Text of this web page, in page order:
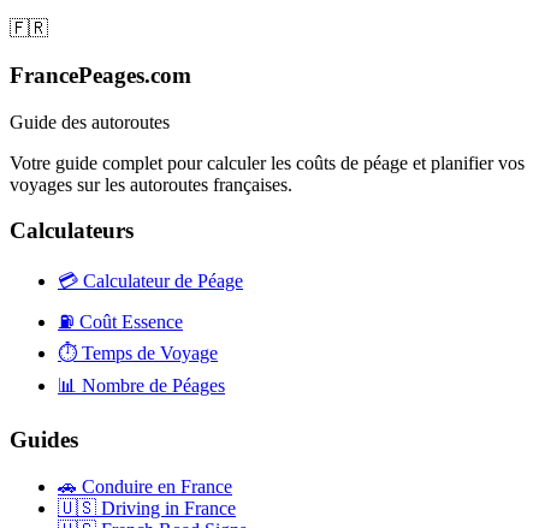
🇫🇷
FrancePeages.com
Guide des autoroutes
Votre guide complet pour calculer les coûts de péage et planifier vos
voyages sur les autoroutes françaises.
Calculateurs
💳 Calculateur de Péage
⛽ Coût Essence
⏱️ Temps de Voyage
📊 Nombre de Péages
Guides
🚗 Conduire en France
🇺🇸 Driving in France